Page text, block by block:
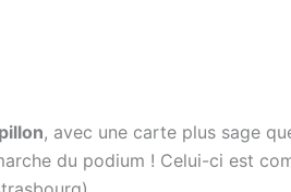
, avec une carte plus sage
du podium ! Celui-ci est